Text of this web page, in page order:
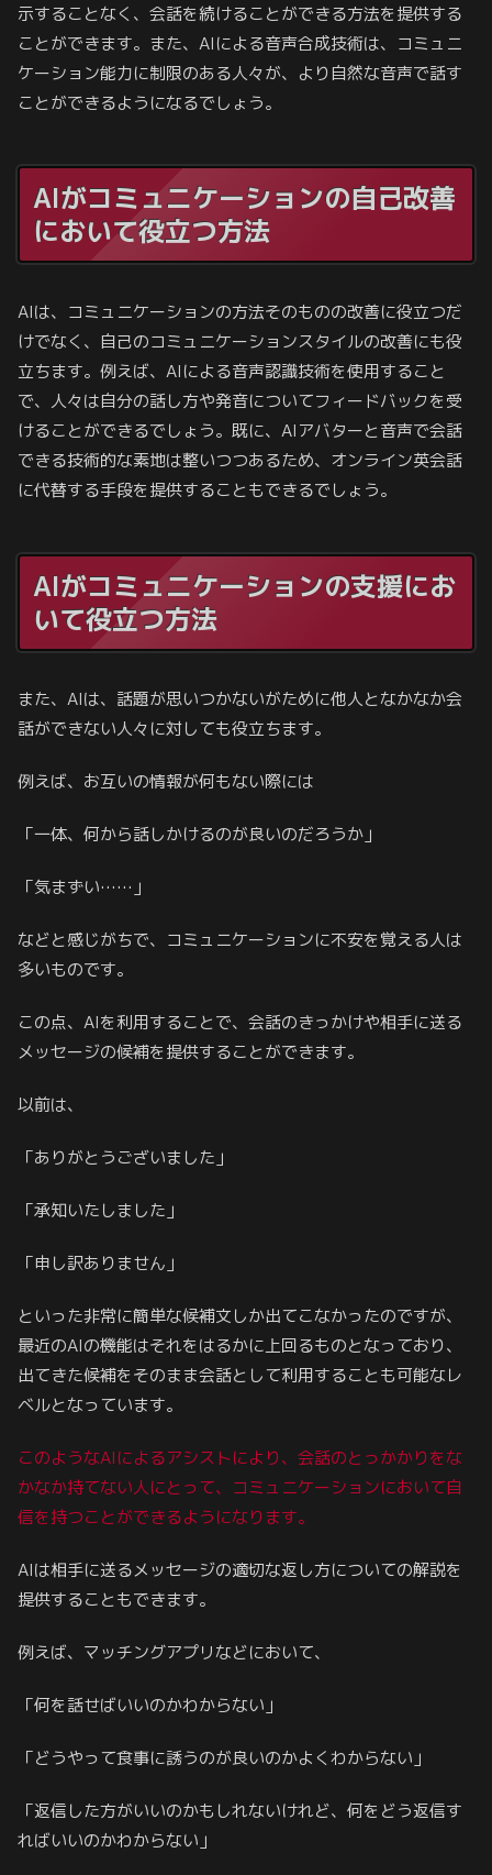
示することなく、会話を続けることができる方法を提供する
ことができます。また、AIによる音声合成技術は、コミュニ
ケーション能力に制限のある人々が、より自然な音声で話す
ことができるようになるでしょう。
AIがコミュニケーションの自己改善
において役立つ方法
AIは、コミュニケーションの方法そのものの改善に役立つだ
けでなく、自己のコミュニケーションスタイルの改善にも役
立ちます。例えば、AIによる音声認識技術を使用すること
で、人々は自分の話し方や発音についてフィードバックを受
けることができるでしょう。既に、AIアバターと音声で会話
できる技術的な素地は整いつつあるため、オンライン英会話
に代替する手段を提供することもできるでしょう。
AIがコミュニケーションの支援にお
いて役立つ方法
また、AIは、話題が思いつかないがために他人となかなか会
話ができない人々に対しても役立ちます。
例えば、お互いの情報が何もない際には
「一体、何から話しかけるのが良いのだろうか」
「気まずい……」
などと感じがちで、コミュニケーションに不安を覚える人は
多いものです。
この点、AIを利用することで、会話のきっかけや相手に送る
メッセージの候補を提供することができます。
以前は、
「ありがとうございました」
「承知いたしました」
「申し訳ありません」
といった非常に簡単な候補文しか出てこなかったのですが、
最近のAIの機能はそれをはるかに上回るものとなっており、
出てきた候補をそのまま会話として利用することも可能なレ
ベルとなっています。
このようなAIによるアシストにより、会話のとっかかりをな
かなか持てない人にとって、コミュニケーションにおいて自
信を持つことができるようになります。
AIは相手に送るメッセージの適切な返し方についての解説を
提供することもできます。
例えば、マッチングアプリなどにおいて、
「何を話せばいいのかわからない」
「どうやって食事に誘うのが良いのかよくわからない」
「返信した方がいいのかもしれないけれど、何をどう返信す
ればいいのかわからない」